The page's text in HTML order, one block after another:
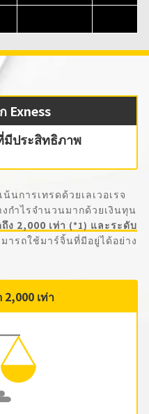
ได้หรือไม่ ตารางวันนี้รวมถึง
ระมาณการเบื้องต้น) สำหรับ
ล้ชิดในช่วงการซื้อขายในยุโรป
ชนีราคาผู้บริโภค (CPI,
ในเดือนมิถุนายน และดัชนี
มในเวลา 15:45; ดัชนี
ลนด์สำหรับเดือนมิถุนายนใน
อรมนีในเดือนมิถุนายน และ
คาผู้บริโภค (CPI, ฉบับเบื้องต้น)
ผลิตภัณฑ์มวลรวมภายใน
งสหรัฐฯ สำหรับเดือนเมษายน
าโกของสหรัฐฯ สำหรับเดือน
ชื่อมั่นผู้บริโภคของสหรัฐฯ
น่งงานว่าง JOLTS ประจำ
นจุดสนใจหลัก โดยเฉพาะดัชนี
ามเชื่อมั่นผู้บริโภคของสหรัฐฯ
แนวโน้มที่จะเป็นตัวขับเคลื่อน
าควรประเมินทิศทางของ
บ
Exness
มีประสิทธิภาพ
นการเทรดด้วยเลเวอเรจ
กำไรจำนวนมากด้วยเงินทุน
ง 2,000 เท่า (*1) และระดับ
มารถใช้มาร์จิ้นที่มีอยู่ได้อย่าง
2,000 เท่า